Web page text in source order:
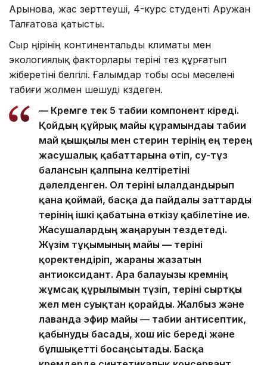
Арынова, жас зерттеуші, 4-курс студенті Аружан
Талғатова қатысты.
Сыр өңірінің континентальды климаты мен
экологиялық факторлары теріні тез құрғатып
жіберетіні белгілі. Ғалымдар тобы осы мәселені
табиғи жолмен шешуді көздеген.
— Кремге тек 5 табиғи компонент кіреді.
Қойдың құйрық майы құрамындағы табиғи
май қышқылы мен стерин терінің ең терең
жасушалық қабаттарына өтіп, су-тұз
балансын қалпына келтіретіні
дәлелденген. Ол теріні ылғалдандырып
қана қоймай, басқа да пайдалы заттарды
терінің ішкі қабатына өткізу қабілетіне ие.
Жасушалардың жаңаруын тездетеді.
Жүзім тұқымының майы — теріні
қоректендіріп, жараны жазатын
антиоксидант. Ара балауызы кремнің
жұмсақ құрылымын түзіп, теріні сыртқы
жел мен суықтан қорғайды. Жалбыз және
лаванда эфир майы — табиғи антисептик,
қабынуды басады, хош иіс береді және
бұлшықетті босаңсытады. Басқа